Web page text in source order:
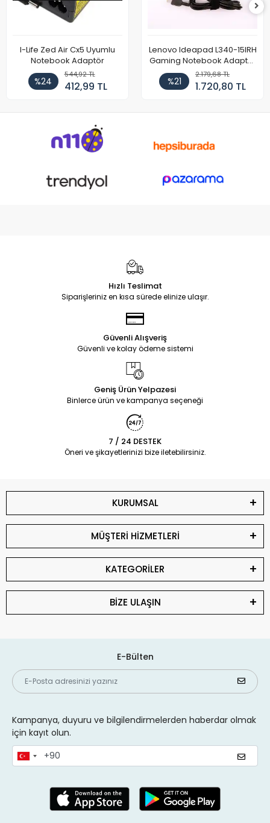
I-Life Zed Air Cx5 Uyumlu
Notebook Adaptör
%24
544,92 TL
412,99 TL
Lenovo Ideapad L340-15IRH
Gaming Notebook Adaptör
Cihazı Şarj Aleti (150W)
%21
2.179,68 TL
1.720,80 TL
Hızlı Teslimat
Siparişleriniz en kısa sürede elinize ulaşır.
Güvenli Alışveriş
Güvenli ve kolay ödeme sistemi
Geniş Ürün Yelpazesi
Binlerce ürün ve kampanya seçeneği
7 / 24 DESTEK
Öneri ve şikayetlerinizi bize iletebilirsiniz.
KURUMSAL
MÜŞTERİ HİZMETLERİ
KATEGORİLER
BİZE ULAŞIN
E-Bülten
Kampanya, duyuru ve bilgilendirmelerden haberdar olmak
için kayıt olun.